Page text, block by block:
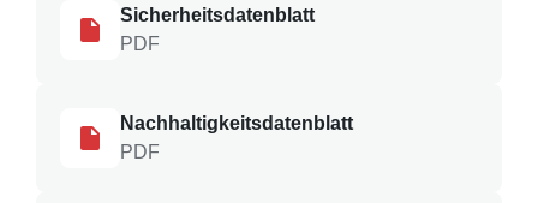
Sicherheitsdatenblatt
PDF
Nachhaltigkeitsdatenblatt
PDF